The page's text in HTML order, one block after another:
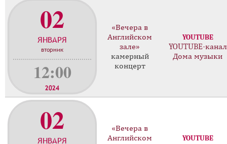
02
ЯНВАРЯ
вторник
12:00
2024
«Вечера в
Английском
зале»
камерный
концерт
YOUTUBE
YOUTUBE-канал
Дома музыки
02
ЯНВАРЯ
«Вечера в
Английском
YOUTUBE